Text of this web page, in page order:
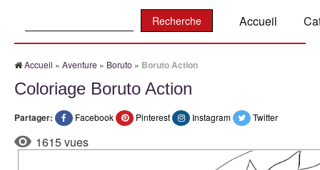
Accueil
Accueil » Aventure » Boruto » Boruto Action
Coloriage Boruto Action
Partager: Facebook Pinterest Instagram Twitter
1615 vues